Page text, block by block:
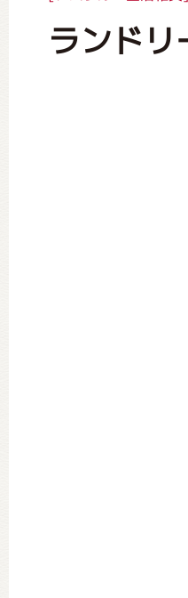
ランド
絵本・作
グッズイ
ミュージ
おたのし